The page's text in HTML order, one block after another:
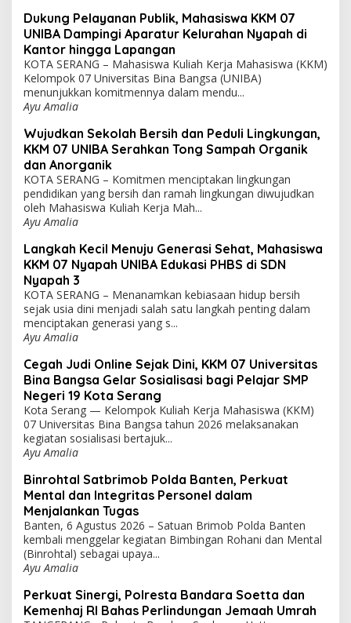
Dukung Pelayanan Publik, Mahasiswa KKM 07
UNIBA Dampingi Aparatur Kelurahan Nyapah di
Kantor hingga Lapangan
KOTA SERANG – Mahasiswa Kuliah Kerja Mahasiswa (KKM)
Kelompok 07 Universitas Bina Bangsa (UNIBA)
menunjukkan komitmennya dalam mendu...
Ayu Amalia
Wujudkan Sekolah Bersih dan Peduli Lingkungan,
KKM 07 UNIBA Serahkan Tong Sampah Organik
dan Anorganik
KOTA SERANG – Komitmen menciptakan lingkungan
pendidikan yang bersih dan ramah lingkungan diwujudkan
oleh Mahasiswa Kuliah Kerja Mah...
Ayu Amalia
Langkah Kecil Menuju Generasi Sehat, Mahasiswa
KKM 07 Nyapah UNIBA Edukasi PHBS di SDN
Nyapah 3
KOTA SERANG – Menanamkan kebiasaan hidup bersih
sejak usia dini menjadi salah satu langkah penting dalam
menciptakan generasi yang s...
Ayu Amalia
Cegah Judi Online Sejak Dini, KKM 07 Universitas
Bina Bangsa Gelar Sosialisasi bagi Pelajar SMP
Negeri 19 Kota Serang
Kota Serang — Kelompok Kuliah Kerja Mahasiswa (KKM)
07 Universitas Bina Bangsa tahun 2026 melaksanakan
kegiatan sosialisasi bertajuk...
Ayu Amalia
Binrohtal Satbrimob Polda Banten, Perkuat
Mental dan Integritas Personel dalam
Menjalankan Tugas
Banten, 6 Agustus 2026 – Satuan Brimob Polda Banten
kembali menggelar kegiatan Bimbingan Rohani dan Mental
(Binrohtal) sebagai upaya...
Ayu Amalia
Perkuat Sinergi, Polresta Bandara Soetta dan
Kemenhaj RI Bahas Perlindungan Jemaah Umrah